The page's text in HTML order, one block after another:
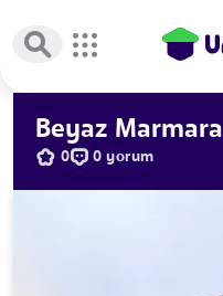
Beyaz Marmara
0 0 yorum